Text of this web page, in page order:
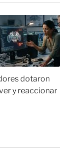
dotaron
y reaccionar